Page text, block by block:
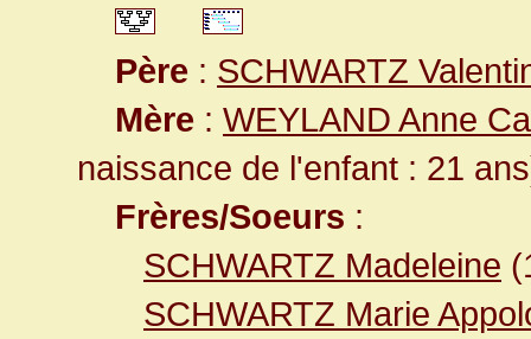
Père : SCHWARTZ
Mère : WEYLAND Anne
naissance de l'enfant : 21
Frères/Soeurs :
SCHWARTZ Madeleine
SCHWARTZ Marie